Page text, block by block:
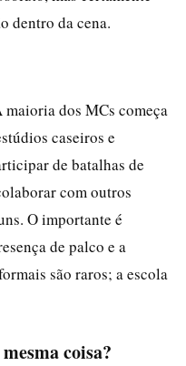
dentro da cena.
dos MCs começa
caseiros e
de batalhas de
com outros
O importante é
de palco e a
são raros; a escola
coisa?